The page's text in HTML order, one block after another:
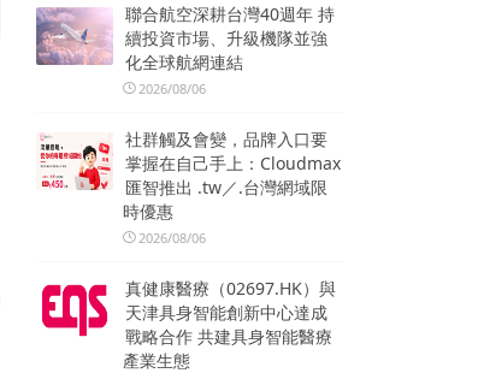
聯合航空深耕台灣40週年 持
續投資市場、升級機隊並強
化全球航網連結
2026/08/06
社群觸及會變，品牌入口要
掌握在自己手上：Cloudmax
匯智推出 .tw／.台灣網域限
時優惠
2026/08/06
真健康醫療（02697.HK）與
天津具身智能創新中心達成
戰略合作 共建具身智能醫療
產業生態